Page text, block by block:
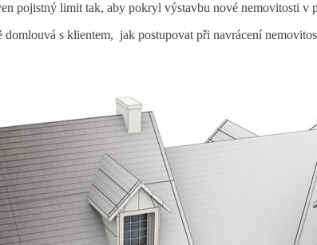
pojistný limit tak, aby pokryl výstavbu nové nemovitosti v
s klientem, jak postupovat při navrácení